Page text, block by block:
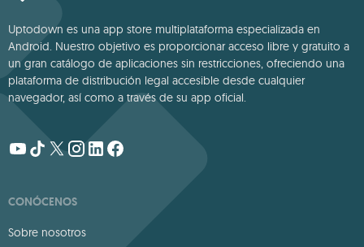
Uptodown es una app store multiplataforma especializada en
Android. Nuestro objetivo es proporcionar acceso libre y gratuito a
un gran catálogo de aplicaciones sin restricciones, ofreciendo una
plataforma de distribución legal accesible desde cualquier
navegador, así como a través de su app oficial.
CONÓCENOS
Sobre nosotros